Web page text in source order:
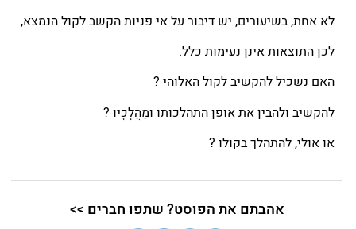
לא אחת, בשיעורים, יש דיבור על אי פניות הקשב לקול הנמצא,
לכן התוצאות אינן נעימות כלל.
האם נשכיל להקשיב לקול האלוהי ?
להקשיב ולהבין את אופן התהלכותו ומַהֲלָכָיו ?
או אולי, להתהלך בקולו ?
אהבתם את הפוסט? שתפו חברים >>